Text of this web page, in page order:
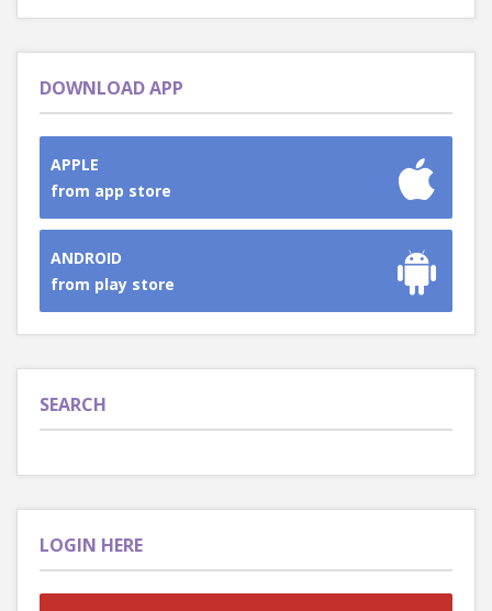
DOWNLOAD APP
APPLE
from app store
ANDROID
from play store
SEARCH
LOGIN HERE